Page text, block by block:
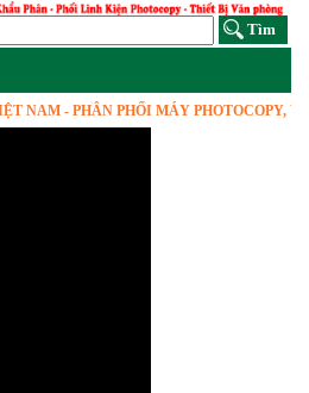
- PHÂN PHỐI MÁY PHOTOCOPY, VẬT